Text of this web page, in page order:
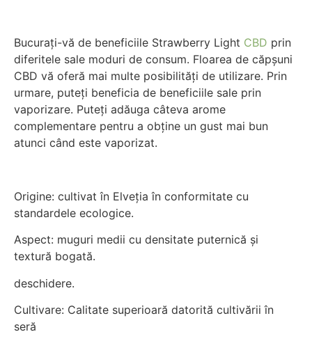
Bucurați-vă de beneficiile Strawberry Light CBD prin
diferitele sale moduri de consum. Floarea de căpșuni
CBD vă oferă mai multe posibilități de utilizare. Prin
urmare, puteți beneficia de beneficiile sale prin
vaporizare. Puteți adăuga câteva arome
complementare pentru a obține un gust mai bun
atunci când este vaporizat.
Origine: cultivat în Elveția în conformitate cu
standardele ecologice.
Aspect: muguri medii cu densitate puternică și
textură bogată.
deschidere.
Cultivare: Calitate superioară datorită cultivării în
seră